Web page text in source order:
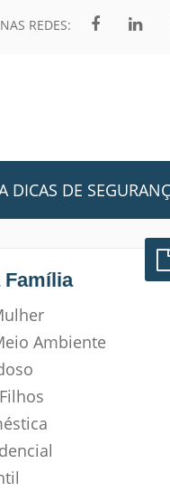
REDES:
DICAS DE
Família
Ambiente